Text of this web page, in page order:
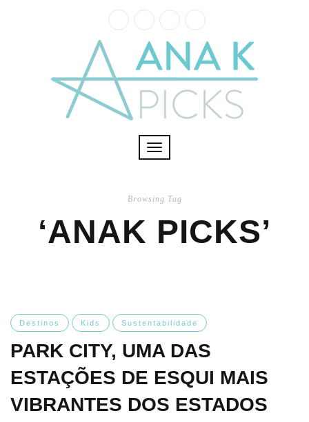
Toggle
Browsing Tag
‘ANAK PICKS’
Destinos Kids Sustentabilidade
PARK CITY, UMA DAS
ESTAÇÕES DE ESQUI MAIS
VIBRANTES DOS ESTADOS